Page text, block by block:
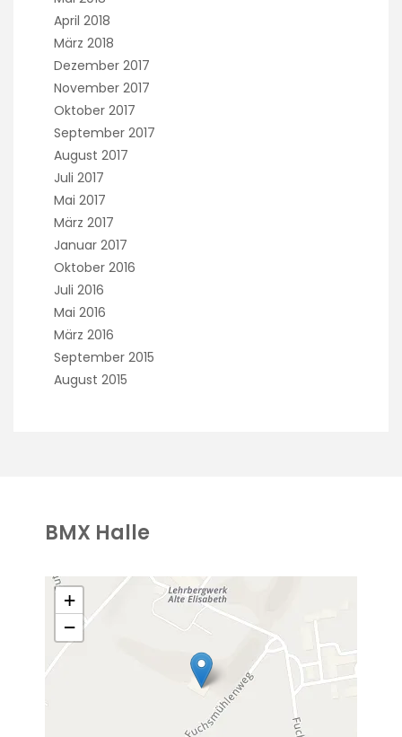
April 2018
März 2018
Dezember 2017
November 2017
Oktober 2017
September 2017
August 2017
Juli 2017
Mai 2017
März 2017
Januar 2017
Oktober 2016
Juli 2016
Mai 2016
März 2016
September 2015
August 2015
BMX Halle
+
−